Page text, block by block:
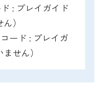
ド : プレイガイド
）
コード : プレイガ
せん）